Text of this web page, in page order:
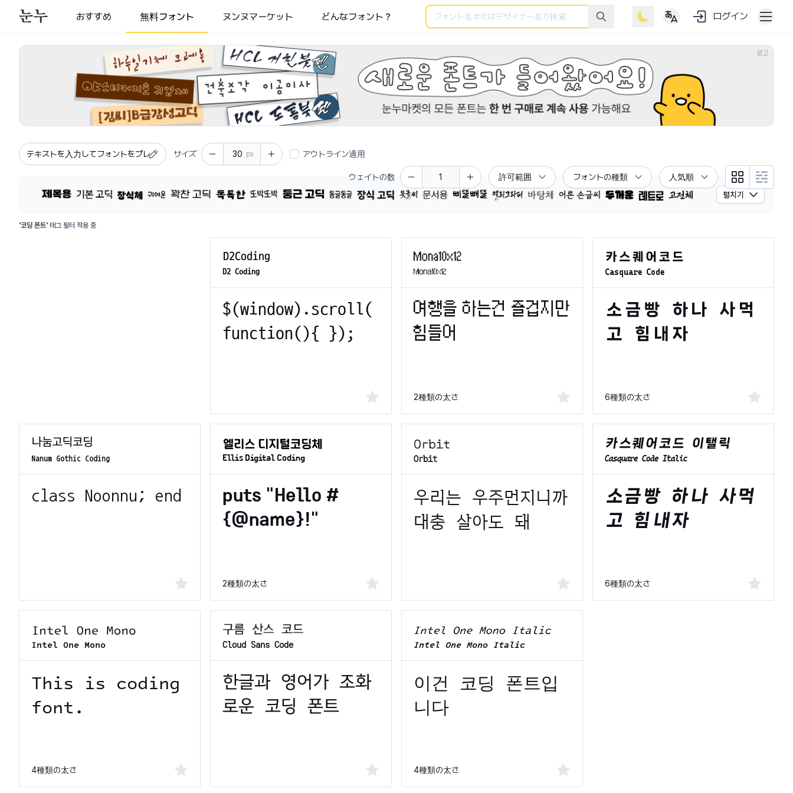
おすすめ 無料フォント ヌンヌマーケット どんなフォント？
検索 ログイン
광고
サイズ px アウトライン適用
ウェイトの数 許可範囲 フォントの種類 人気順
グリッドビュー
リストビ
펼치기
'코딩 폰트' 태그 필터 적용 중
D2 Coding Mona10x12
2種類の太さ
Casquare Code
6種類の太さ
Nanum Gothic Coding Ellis Digital Coding
2種類の太さ
Orbit Casquare Code Italic
6種類の太さ
Intel One Mono
4種類の太さ
Cloud Sans Code Intel One Mono Italic
4種類の太さ